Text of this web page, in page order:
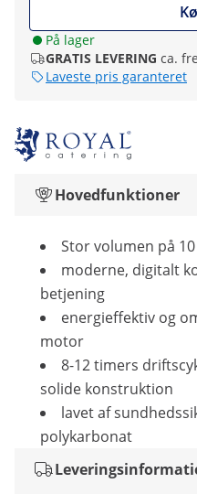
På lager
GRATIS LEVERING ca.
Laveste pris garanteret
Hovedfunktioner
Stor volumen på
moderne, digitalt
betjening
energieffektiv og
motor
8-12 timers
solide konstruktion
lavet af
polykarbonat